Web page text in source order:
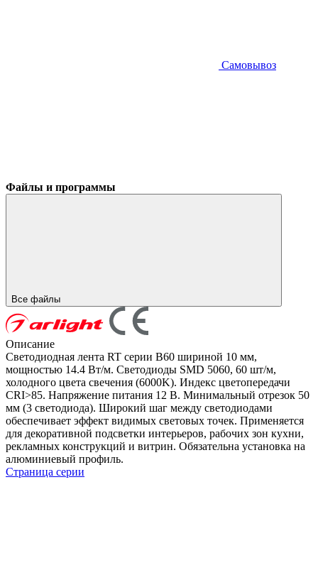
Самовывоз
Файлы и программы
Все файлы
Описание
Светодиодная лента RT серии B60 шириной 10 мм,
мощностью 14.4 Вт/м. Светодиоды SMD 5060, 60 шт/м,
холодного цвета свечения (6000K). Индекс цветопередачи
CRI>85. Напряжение питания 12 В. Минимальный отрезок 50
мм (3 светодиода). Широкий шаг между светодиодами
обеспечивает эффект видимых световых точек. Применяется
для декоративной подсветки интерьеров, рабочих зон кухни,
рекламных конструкций и витрин. Обязательна установка на
алюминиевый профиль.
Страница серии